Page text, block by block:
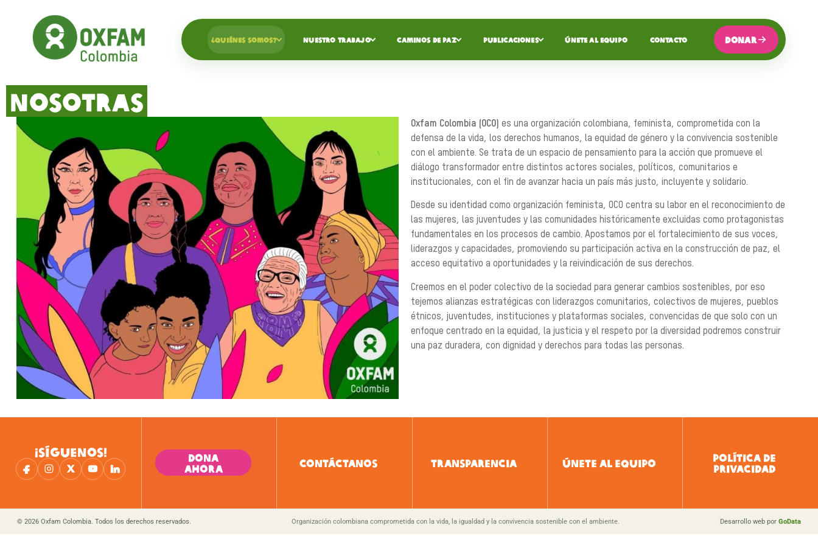
¿QUIÉNES SOMOS? NUESTRO TRABAJO CAMINOS DE PAZ PUBLICACIONES ÚNETE AL EQUIPO CONTACTO DONAR
NOSOTRAS
Oxfam Colombia (OCO) es una organización colombiana, feminista, comprometida con la
defensa de la vida, los derechos humanos, la equidad de género y la convivencia sostenible
con el ambiente. Se trata de un espacio de pensamiento para la acción que promueve el
diálogo transformador entre distintos actores sociales, políticos, comunitarios e
institucionales, con el fin de avanzar hacia un país más justo, incluyente y solidario.
Desde su identidad como organización feminista, OCO centra su labor en el reconocimiento de
las mujeres, las juventudes y las comunidades históricamente excluidas como protagonistas
fundamentales en los procesos de cambio. Apostamos por el fortalecimiento de sus voces,
liderazgos y capacidades, promoviendo su participación activa en la construcción de paz, el
acceso equitativo a oportunidades y la reivindicación de sus derechos.
Creemos en el poder colectivo de la sociedad para generar cambios sostenibles, por eso
tejemos alianzas estratégicas con liderazgos comunitarios, colectivos de mujeres, pueblos
étnicos, juventudes, instituciones y plataformas sociales, convencidas de que solo con un
enfoque centrado en la equidad, la justicia y el respeto por la diversidad podremos construir
una paz duradera, con dignidad y derechos para todas las personas.
¡SÍGUENOS! DONA
AHORA CONTÁCTANOS TRANSPARENCIA ÚNETE AL EQUIPO POLÍTICA DE
PRIVACIDAD
© 2026 Oxfam Colombia. Todos los derechos reservados. Organización colombiana comprometida con la vida, la igualdad y la convivencia sostenible con el ambiente. Desarrollo web por GoData